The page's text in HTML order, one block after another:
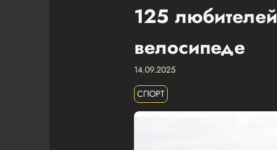
125
велосипеде
14.09.2025
СПОРТ